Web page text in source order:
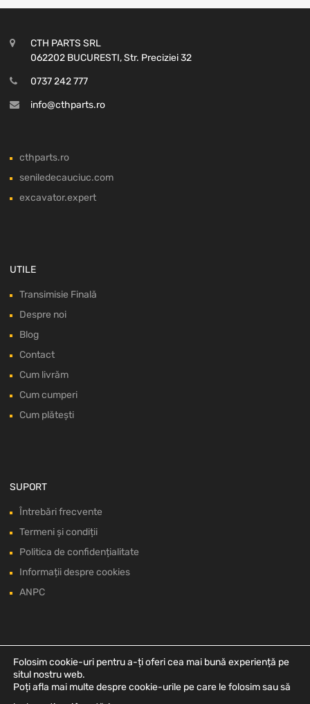
CTH PARTS SRL
062202 BUCURESTI, Str. Preciziei 32
0737 242 777
info@cthparts.ro
cthparts.ro
seniledecauciuc.com
excavator.expert
UTILE
Transimisie Finală
Despre noi
Blog
Contact
Cum livrăm
Cum cumperi
Cum plătești
SUPORT
Întrebări frecvente
Termeni și condiții
Politica de confidențialitate
Informații despre cookies
ANPC
Folosim cookie-uri pentru a-ți oferi cea mai bună experiență pe
situl nostru web.
Poți afla mai multe despre cookie-urile pe care le folosim sau să